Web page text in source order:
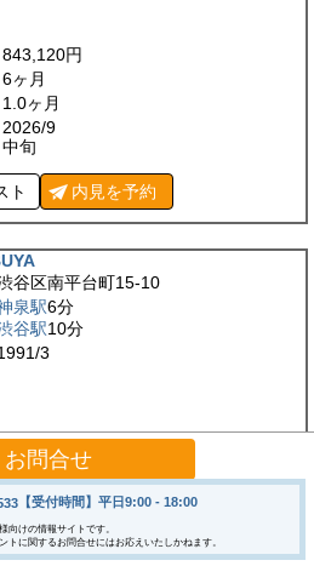
843,120円
6ヶ月
1.0ヶ月
2026/9
中旬
ト 内見を予約
谷区南平台町15-10
泉駅6分
谷駅10分
3
便性と、落ち着いて業務に取り組める環境
大通り沿いに面しており、来客時の案内が
すい点が魅力です…
お問合せ
【受付時間】平日9:00 - 18:00
向けの情報サイトです。
に関するお問合せにはお応えいたしかねます。